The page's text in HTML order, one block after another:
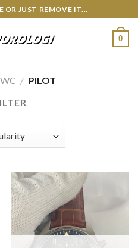
OR JUST REMOVE IT...
0
/ PILOT